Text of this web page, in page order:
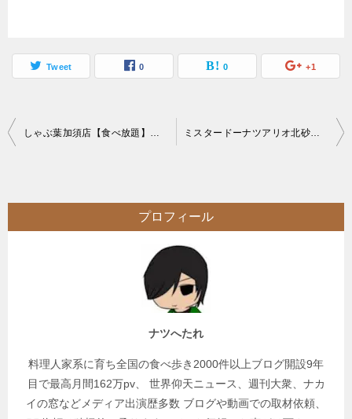
Tweet 0 0 +1
投
ビ
ゲ
しゃぶ葉加須店【食べ放題】しゃぶしゃぶバイキングのミニオフ会で創作アレンジ ミスタードーナツアリオ北砂店【スイーツ】ソフトバンクユーザーミスドの大行列【無料】
プロフィール
ナツへたれ
料理人家系に育ち全国の食べ歩き2000件以上ブログ開設9年
目で最高月間162万pv、 世界仰天ニュース、週刊大衆、ナカ
イの窓などメディア出演歴多数 ブログや動画での取材依頼、